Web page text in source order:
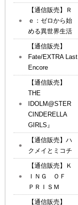
【通信販売】Ｒ
ｅ：ゼロから始
める異世界生活
【通信販売】
Fate/EXTRA Last
Encore
【通信販売】
THE
IDOLM@STER
CINDERELLA
GIRLS』
【通信販売】ハ
クメイとミコチ
【通信販売】Ｋ
ＩＮＧ ＯＦ
ＰＲＩＳＭ
【通信販売】